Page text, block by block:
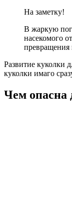
На заметку!
В жаркую
насекомого
превращения
Развитие куколки
куколки имаго
Чем опасна